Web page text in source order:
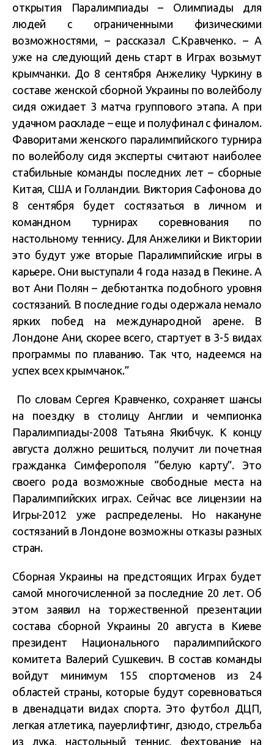
открытия Паралимпиады – Олимпиады для
людей с ограниченными физическими
возможностями, – рассказал С.Кравченко. – А
уже на следующий день старт в Играх возьмут
крымчанки. До 8 сентября Анжелику Чуркину в
составе женской сборной Украины по волейболу
сидя ожидает 3 матча группового этапа. А при
удачном раскладе – еще и полуфинал с финалом.
Фаворитами женского паралимпийского турнира
по волейболу сидя эксперты считают наиболее
стабильные команды последних лет – сборные
Китая, США и Голландии. Виктория Сафонова до
8 сентября будет состязаться в личном и
командном турнирах соревнования по
настольному теннису. Для Анжелики и Виктории
это будут уже вторые Паралимпийские игры в
карьере. Они выступали 4 года назад в Пекине. А
вот Ани Полян – дебютантка подобного уровня
состязаний. В последние годы одержала немало
ярких побед на международной арене. В
Лондоне Ани, скорее всего, стартует в 3-5 видах
программы по плаванию. Так что, надеемся на
успех всех крымчанок.”
По словам Сергея Кравченко, сохраняет шансы
на поездку в столицу Англии и чемпионка
Паралимпиады-2008 Татьяна Якибчук. К концу
августа должно решиться, получит ли почетная
гражданка Симферополя “белую карту”. Это
своего рода возможные свободные места на
Паралимпийских играх. Сейчас все лицензии на
Игры-2012 уже распределены. Но накануне
состязаний в Лондоне возможны отказы разных
стран.
Сборная Украины на предстоящих Играх будет
самой многочисленной за последние 20 лет. Об
этом заявил на торжественной презентации
состава сборной Украины 20 августа в Киеве
президент Национального паралимпийского
комитета Валерий Сушкевич. В состав команды
войдут минимум 155 спортсменов из 24
областей страны, которые будут соревноваться
в двенадцати видах спорта. Это футбол ДЦП,
легкая атлетика, пауерлифтинг, дзюдо, стрельба
из лука, настольный теннис, фехтование на